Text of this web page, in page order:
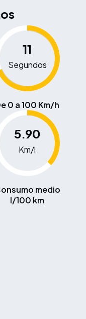
11
Segundos
0 a 100 Km/h
5.90
Km/l
medio
l/100 km